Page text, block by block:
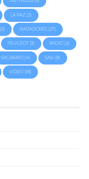
LA PAZ (2)
(3) NADADORES (27)
PEUGEOT (3) RADIO (2)
SAGRARIO (4) SASI (8)
VIDEO (18)